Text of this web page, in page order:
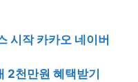
시작 카카오 네이버
2천만원 혜택받기